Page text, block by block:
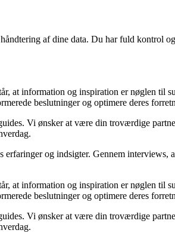
af dine data. Du har fuld kontrol
information og inspiration er nøglen til
beslutninger og optimere deres
Vi ønsker at være din troværdige
og indsigter. Gennem interviews,
information og inspiration er nøglen til
beslutninger og optimere deres
Vi ønsker at være din troværdige